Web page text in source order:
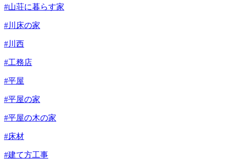
#山荘に暮らす家
#川床の家
#川西
#工務店
#平屋
#平屋の家
#平屋の木の家
#床材
#建て方工事